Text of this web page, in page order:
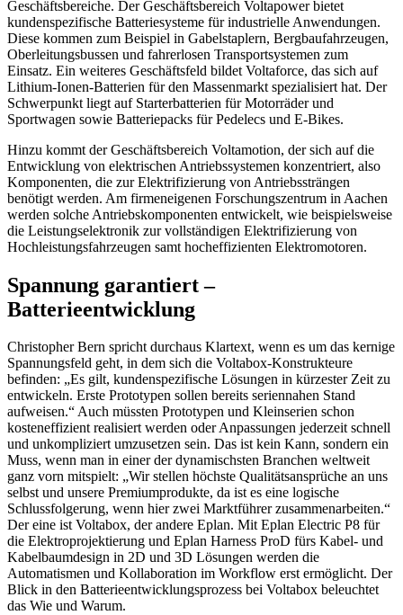
Geschäftsbereiche. Der Geschäftsbereich Voltapower bietet
kundenspezifische Batteriesysteme für industrielle Anwendungen.
Diese kommen zum Beispiel in Gabelstaplern, Bergbaufahrzeugen,
Oberleitungsbussen und fahrerlosen Transportsystemen zum
Einsatz. Ein weiteres Geschäftsfeld bildet Voltaforce, das sich auf
Lithium-Ionen-Batterien für den Massenmarkt spezialisiert hat. Der
Schwerpunkt liegt auf Starterbatterien für Motorräder und
Sportwagen sowie Batteriepacks für Pedelecs und E-Bikes.
Hinzu kommt der Geschäftsbereich Voltamotion, der sich auf die
Entwicklung von elektrischen Antriebssystemen konzentriert, also
Komponenten, die zur Elektrifizierung von Antriebssträngen
benötigt werden. Am firmeneigenen Forschungszentrum in Aachen
werden solche Antriebskomponenten entwickelt, wie beispielsweise
die Leistungselektronik zur vollständigen Elektrifizierung von
Hochleistungsfahrzeugen samt hocheffizienten Elektromotoren.
Spannung garantiert –
Batterieentwicklung
Christopher Bern spricht durchaus Klartext, wenn es um das kernige
Spannungsfeld geht, in dem sich die Voltabox-Konstrukteure
befinden: „Es gilt, kundenspezifische Lösungen in kürzester Zeit zu
entwickeln. Erste Prototypen sollen bereits seriennahen Stand
aufweisen.“ Auch müssten Prototypen und Kleinserien schon
kosteneffizient realisiert werden oder Anpassungen jederzeit schnell
und unkompliziert umzusetzen sein. Das ist kein Kann, sondern ein
Muss, wenn man in einer der dynamischsten Branchen weltweit
ganz vorn mitspielt: „Wir stellen höchste Qualitätsansprüche an uns
selbst und unsere Premiumprodukte, da ist es eine logische
Schlussfolgerung, wenn hier zwei Marktführer zusammenarbeiten.“
Der eine ist Voltabox, der andere Eplan. Mit Eplan Electric P8 für
die Elektroprojektierung und Eplan Harness ProD fürs Kabel- und
Kabelbaumdesign in 2D und 3D Lösungen werden die
Automatismen und Kollaboration im Workflow erst ermöglicht. Der
Blick in den Batterieentwicklungsprozess bei Voltabox beleuchtet
das Wie und Warum.